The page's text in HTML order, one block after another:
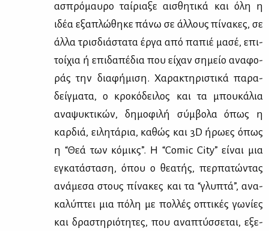
ασπρό­μαυ­ρο ταί­ρια­ξε αι­σθη­τι­κά και όλη η
ιδέα εξα­πλώ­θη­κε πά­νω σε άλ­λους πί­να­κες, σε
άλ­λα τρισ­διά­στα­τα έρ­γα από πα­πιέ μα­σέ, επι­
τοί­χια ή επι­δα­πέ­δια που εί­χαν ση­μείο ανα­φο­
ράς την δια­φή­μι­ση. Χα­ρα­κτη­ρι­στι­κά πα­ρα­
δείγ­μα­τα, ο κρο­κό­δει­λος και τα μπου­κά­λια
ανα­ψυ­κτι­κών, δη­μο­φι­λή σύμ­βο­λα όπως η
καρ­διά, ει­λη­τά­ρια, κα­θώς και 3D ήρω­ες όπως
η “Θεά των κό­μικς”. Η “Comic City” εί­ναι μια
εγκα­τά­στα­ση, όπου ο θε­α­τής, περ­πα­τώ­ντας
ανά­με­σα στους πί­να­κες και τα “γλυ­πτά”, ανα­
κα­λύ­πτει μια πό­λη με πολ­λές οπτι­κές γω­νί­ες
και δρα­στη­ριό­τη­τες, που ανα­πτύσ­σε­ται, εξε­